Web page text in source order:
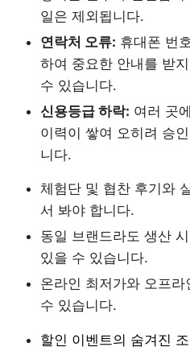
일은 제외됩니다.
연락처 오류: 휴대폰 번
하여 중요한 안내를 받
수 있습니다.
신용등급 하락: 여러 곳
이력이 쌓여 오히려 승
니다.
체험단 및 협찬 후기와
서 봐야 합니다.
동일 브랜드라도 생산
있을 수 있습니다.
온라인 최저가와 오프
수 있습니다.
할인 이벤트의 숨겨진